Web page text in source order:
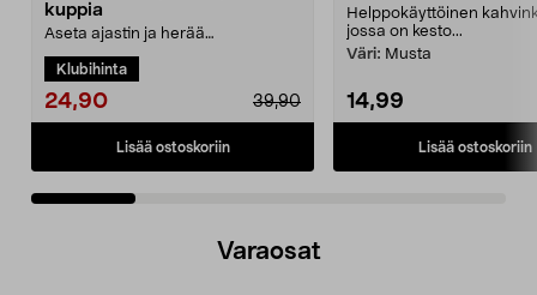
kuppia
Aseta ajastin ja herää
Kahvinkeitin – 10 kuppia, ...
Klubihinta
24,90 39,90
Lisää ostoskoriin
Helppokäyttöinen
jossa on kesto...
Väri: Musta
14,99
Lisää ostoskoriin
Varaosat